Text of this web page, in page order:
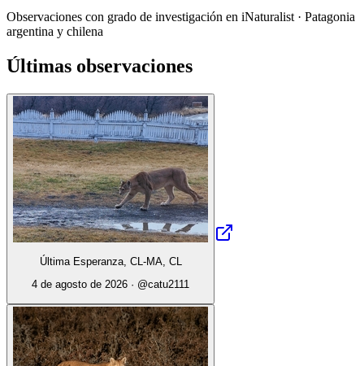
Observaciones con grado de investigación en iNaturalist · Patagonia
argentina y chilena
Últimas observaciones
Última Esperanza, CL-MA, CL
4 de agosto de 2026 · @catu2111